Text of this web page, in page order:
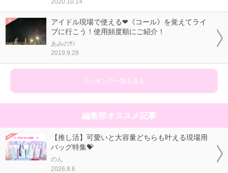
2020.10.14
アイドル現場で使える❤《コール》を覚えてライ
ブに行こう！使用頻度順にご紹介！
あみのｻﾝ
2019.9.28
ランキング一覧を見る
編集部オススメ記事
【推し活】可愛いと大容量どちらも叶える現場用
バッグ特集💝
のん
2026.8.6